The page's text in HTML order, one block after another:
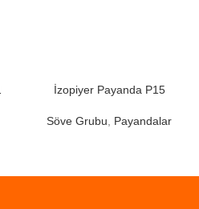
İzopiyer Payanda P15
Söve Grubu Payandalar